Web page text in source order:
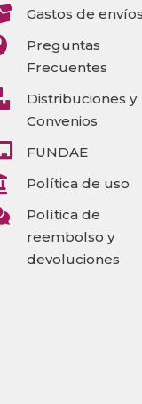
Gastos de
Preguntas
Frecuentes
Distribuciones y
Convenios
FUNDAE
Política de uso
Política de
reembolso y
devoluciones